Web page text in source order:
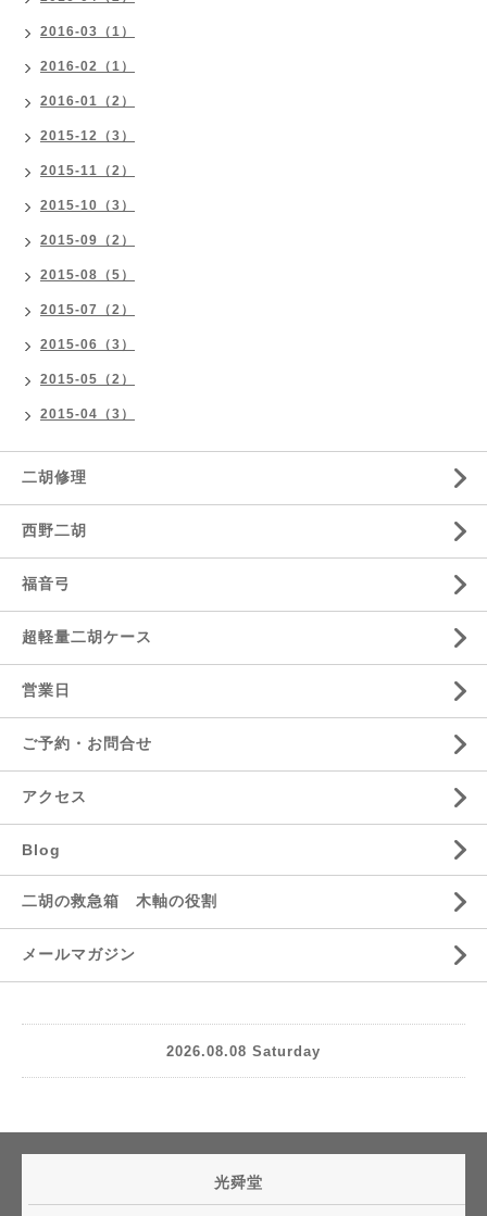
2016-03（1）
2016-02（1）
2016-01（2）
2015-12（3）
2015-11（2）
2015-10（3）
2015-09（2）
2015-08（5）
2015-07（2）
2015-06（3）
2015-05（2）
2015-04（3）
二胡修理
西野二胡
福音弓
超軽量二胡ケース
営業日
ご予約・お問合せ
アクセス
Blog
二胡の救急箱 木軸の役割
メールマガジン
2026.08.08 Saturday
光舜堂